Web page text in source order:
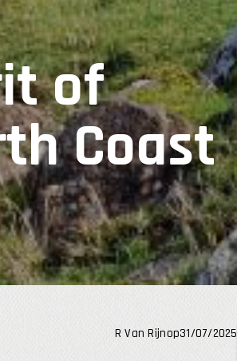
of
Coast
R Van Rijnop31/07/2025